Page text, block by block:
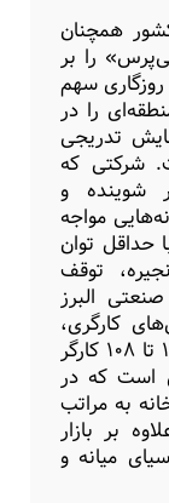
همچنان
را بر
سهم
را در
تدریجی
شرکتی که
شوینده و
مواجه
حداقل توان
توقف
البرز
کارگری،
پس از تعدیل‌های پیاپی، تنها حدود ۱۰۶ تا ۱۰۸ کارگر
است که در
به مراتب
بر بازار
میانه و